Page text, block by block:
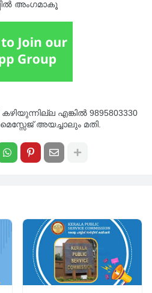
അംഗമാകൂ
എങ്കിൽ 9895803330
അയച്ചാലും മതി.